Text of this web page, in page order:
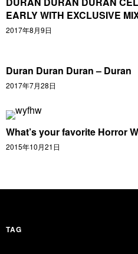
EARLY WITH EXCLUSIVE
2017年8月9日
Duran Duran Duran – Duran
2017年7月28日
What’s your favorite Horror
2015年10月21日
TAG